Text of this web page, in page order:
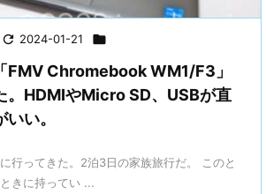
 2024-01-21 
FMV Chromebook WM1/F3」
。HDMIやMicro SD、USBが直
い。
行ってきた。2泊3日の家族旅行だ。 このと
きに持ってい ...